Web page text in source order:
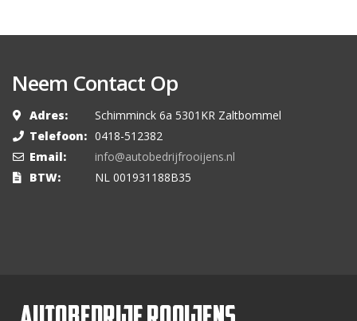
Neem Contact Op
Adres:
Schimminck 6a 5301KR Zaltbommel
Telefoon: 0418-512382
Email:
info@autobedrijfrooijens.nl
BTW:
NL 001931188B35